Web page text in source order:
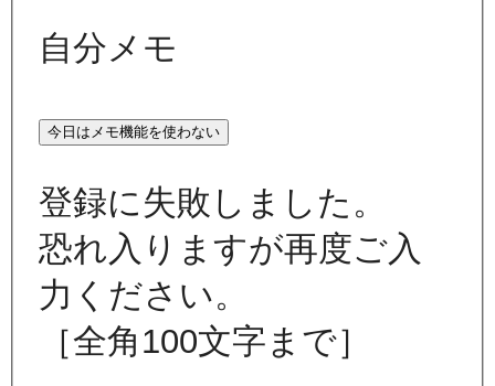
自分メモ
今日はメモ機能を使わない
登録に失敗しました。
恐れ入りますが再度ご入
力ください。
［全角100文字まで］